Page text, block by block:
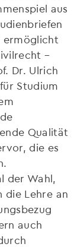
aus
ermöglicht
–
Dr. Ulrich
Studium
Qualität
die es
der Wahl,
die Lehre an
auch